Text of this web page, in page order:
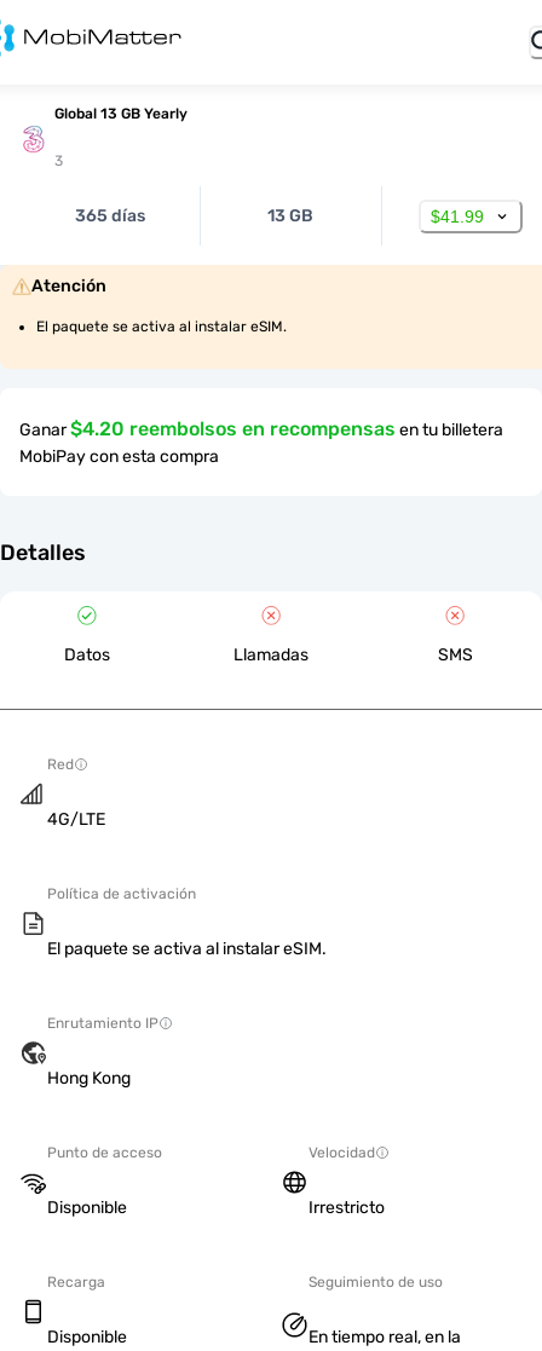
Global 13 GB Yearly
3
365 días 13 GB $41.99
Atención
El paquete se activa al instalar eSIM.
Ganar$4.20 reembolsos en recompensas en tu billetera
MobiPay con esta compra
Detalles
Datos Llamadas SMS
Red
4G/LTE
Política de activación
El paquete se activa al instalar eSIM.
Enrutamiento IP
Hong Kong
Punto de acceso
Disponible
Velocidad
Irrestricto
Recarga
Disponible
Seguimiento de uso
En tiempo real, en la